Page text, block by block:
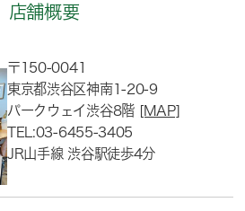
店舗概要
〒150-0041
東京都渋谷区神南1-20-9
パークウェイ渋谷8階 [MAP]
TEL:03-6455-3405
JR山手線 渋谷駅徒歩4分